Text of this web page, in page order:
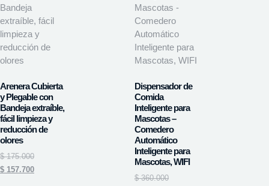
Arenera Cubierta
y Plegable con
Bandeja extraíble,
fácil limpieza y
reducción de
olores
$175.000
$ 157.700
Dispensador de
Comida
Inteligente para
Mascotas –
Comedero
Automático
Inteligente para
Mascotas, WIFI
$360.000